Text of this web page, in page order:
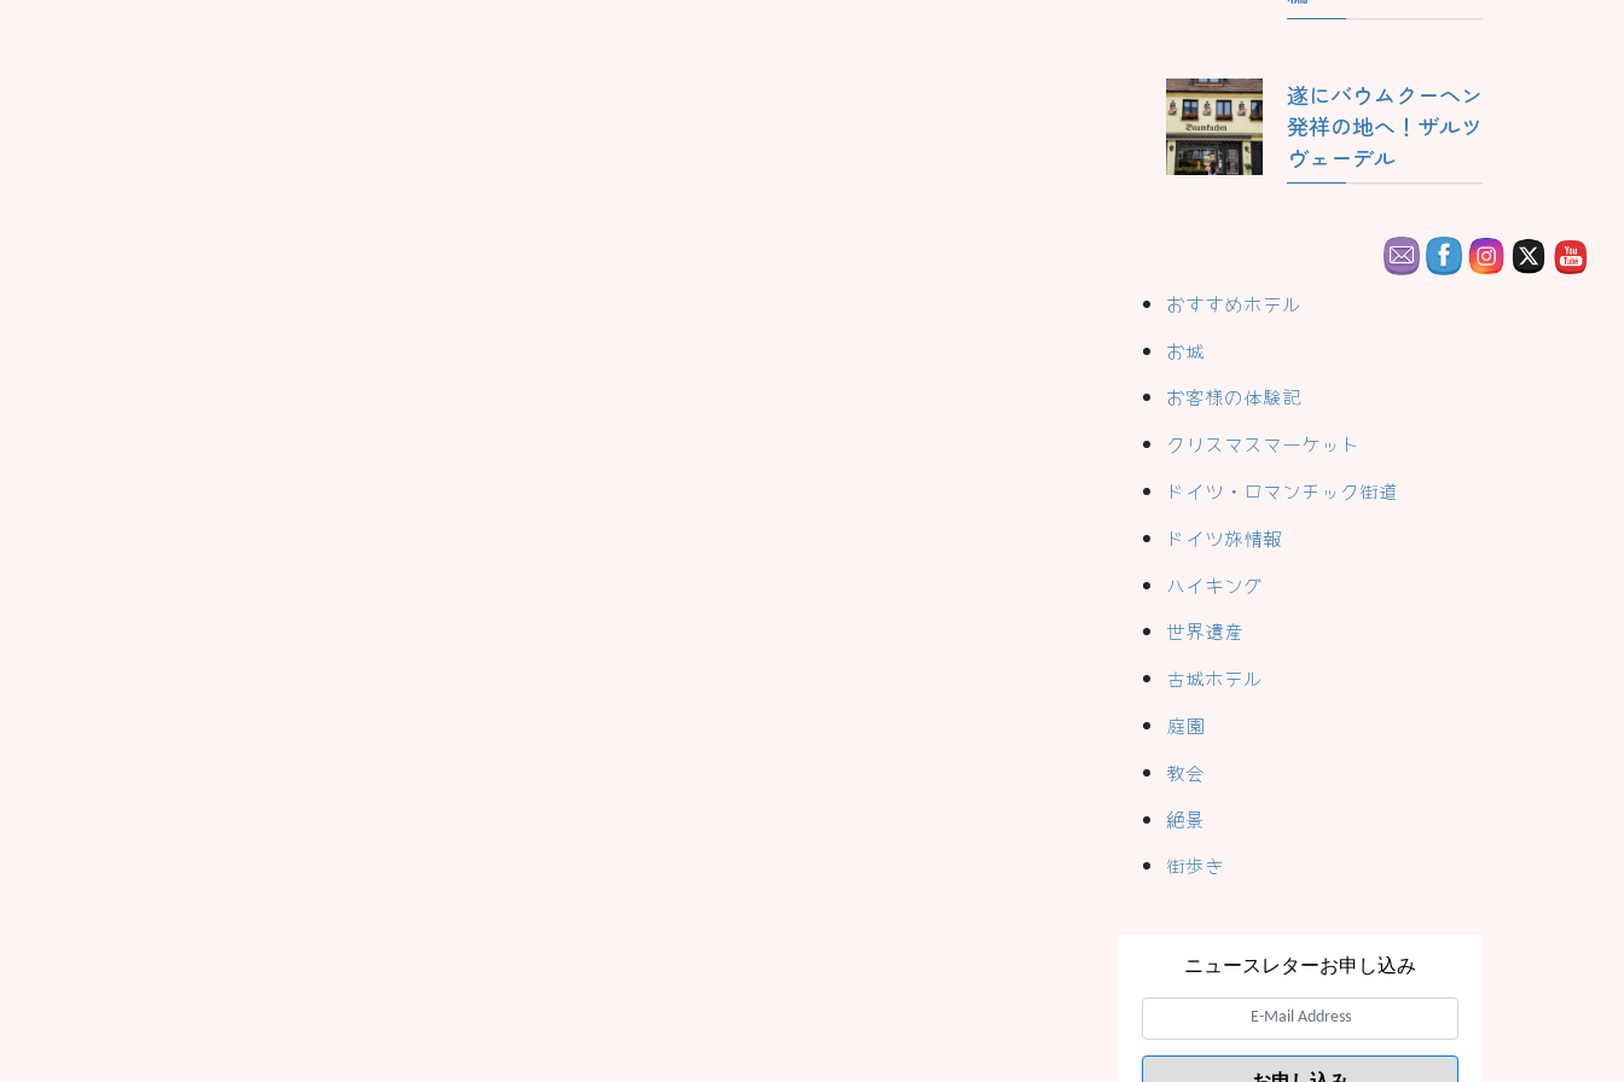
遂にバウムクーヘン
発祥の地へ！ザルツ
ヴェーデル
おすすめホテル
お城
お客様の体験記
クリスマスマーケット
ドイツ・ロマンチック街道
ドイツ旅情報
ハイキング
世界遺産
古城ホテル
庭園
教会
絶景
街歩き
ニュースレターお申し込み